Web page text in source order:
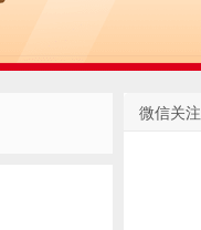
微信关注